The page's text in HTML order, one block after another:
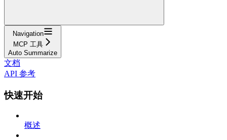
Navigation
MCP 工具
Auto Summarize
文档
API 参考
快速开始
概述